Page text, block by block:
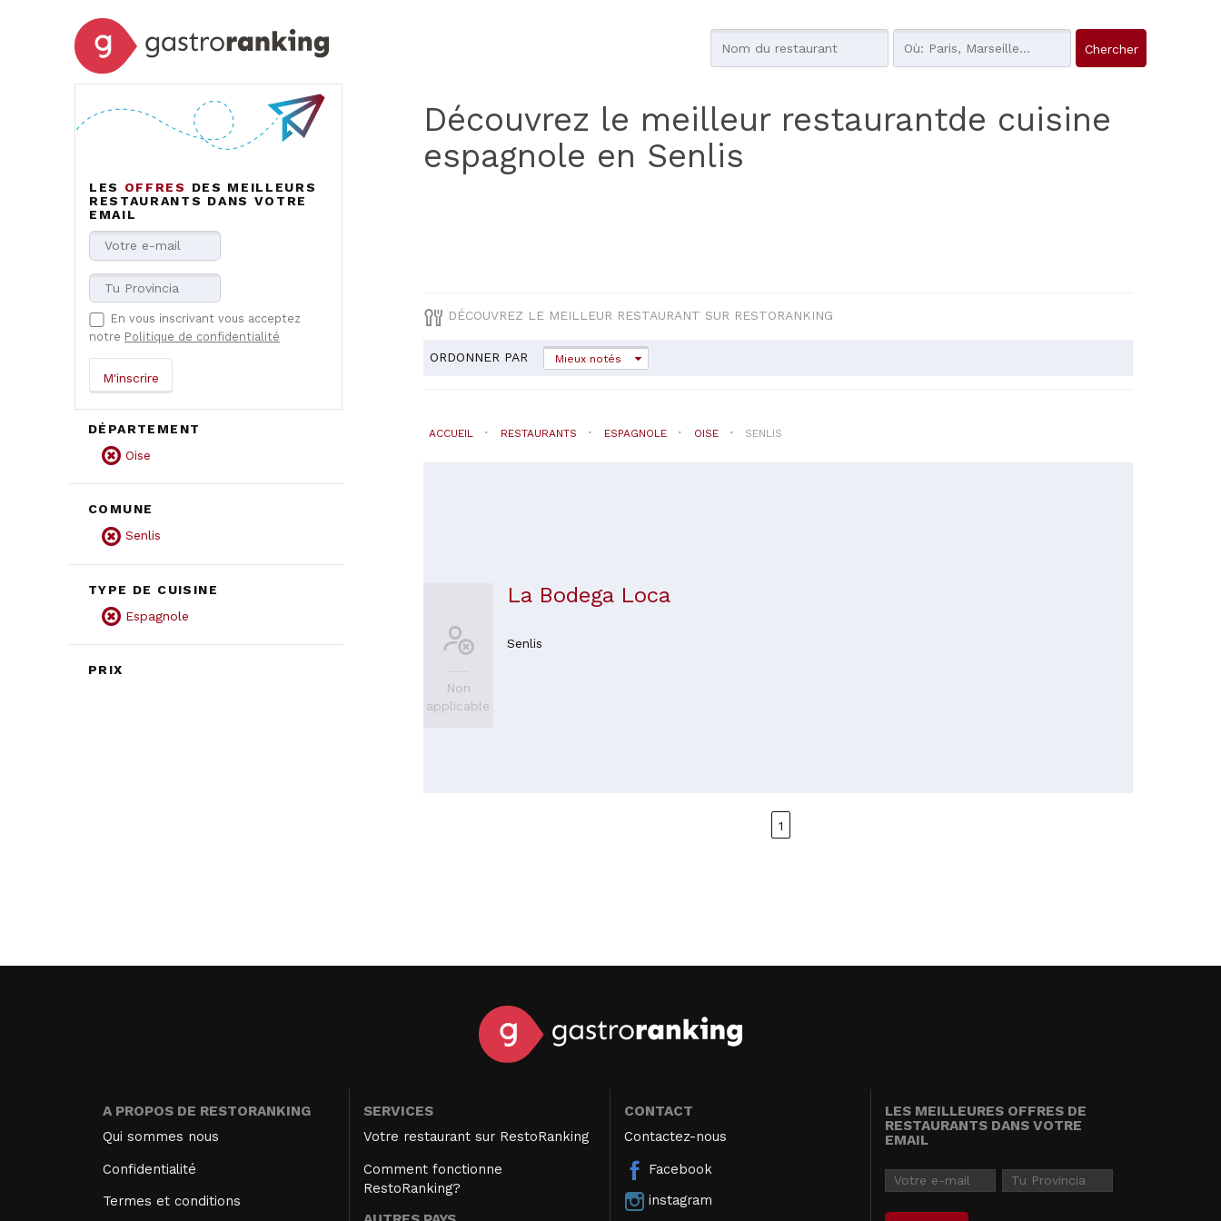
LES OFFRES
DES MEILLEURS
RESTAURANTS DANS VOTRE
EMAIL
En vous inscrivant vous acceptez
notre Politique de confidentialité
DÉPARTEMENT
Oise
COMUNE
Senlis
TYPE DE CUISINE
Espagnole
PRIX
Découvrez le meilleur restaurantde cuisine
espagnole en Senlis
DÉCOUVREZ LE MEILLEUR RESTAURANT SUR RESTORANKING
ORDONNER PAR Mieux notés
ACCUEIL RESTAURANTS ESPAGNOLE OISE SENLIS
Non
applicable
La Bodega Loca
Senlis
1
A PROPOS DE RESTORANKING
Qui sommes nous
Confidentialité
Termes et conditions
SERVICES
Votre restaurant sur RestoRanking
Comment fonctionne
RestoRanking?
CONTACT
Contactez-nous
Facebook
instagram
LES MEILLEURES OFFRES DE
RESTAURANTS DANS VOTRE
EMAIL